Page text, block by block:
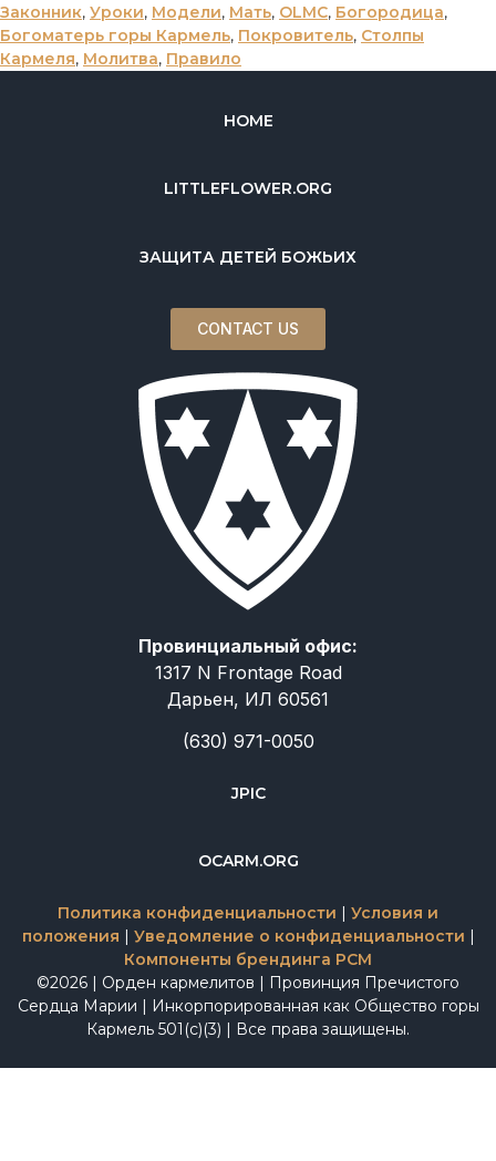
Законник, Уроки, Модели, Мать, OLMC, Богородица,
Богоматерь горы Кармель, Покровитель, Столпы
Кармеля, Молитва, Правило
HOME
LITTLEFLOWER.ORG
ЗАЩИТА ДЕТЕЙ БОЖЬИХ
CONTACT US
Провинциальный офис:
1317 N Frontage Road
Дарьен, ИЛ 60561
(630) 971-0050
JPIC
OCARM.ORG
Политика конфиденциальности | Условия и
положения | Уведомление о конфиденциальности |
Компоненты брендинга PCM
©2026 | Орден кармелитов | Провинция Пречистого
Сердца Марии | Инкорпорированная как Общество горы
Кармель 501(c)(3) | Все права защищены.